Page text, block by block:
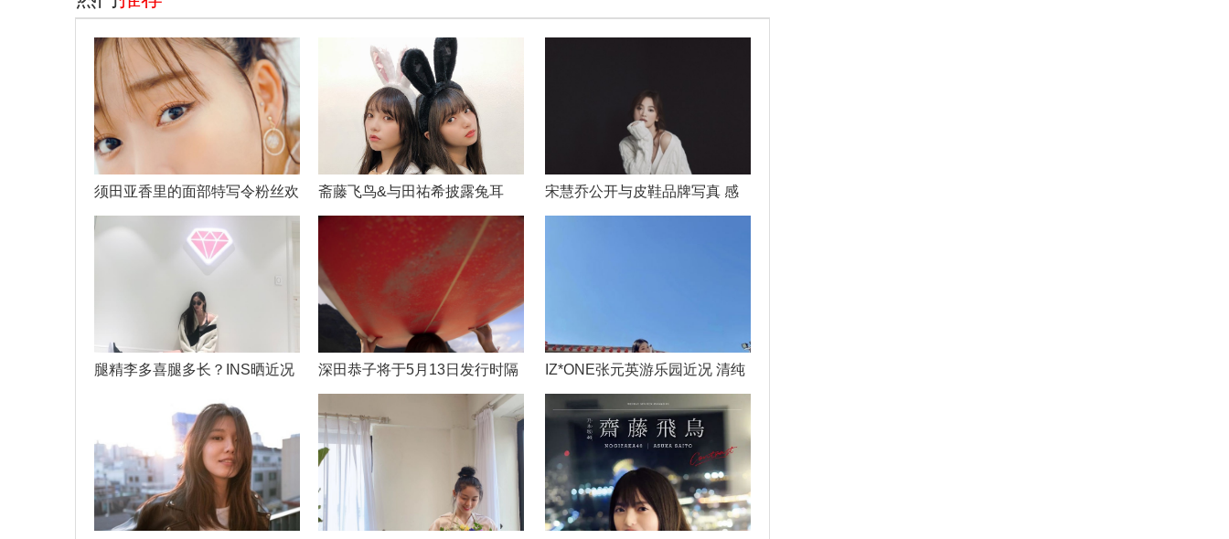
须田亚香里的面部特写令粉丝欢 斋藤飞鸟&与田祐希披露兔耳
Cos
宋慧乔公开与皮鞋品牌写真 感
腿精李多喜腿多长？INS晒近况 深田恭子将于5月13日发行时隔 IZ*ONE张元英游乐园近况 清纯